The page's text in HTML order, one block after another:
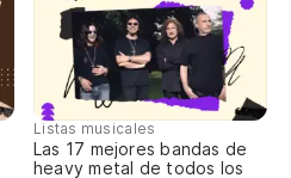
Listas musicales
Las 17 mejores bandas de
heavy metal de todos los